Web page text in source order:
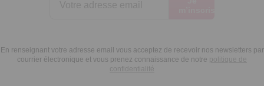
En renseignant votre adresse email vous acceptez de recevoir nos newsletters par
courrier électronique et vous prenez connaissance de notre politique de
confidentialité